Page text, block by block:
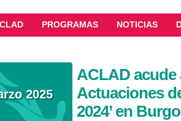
PROGRAMAS NOTICIAS
2025
ACLAD acude
Actuaciones
2024’ en